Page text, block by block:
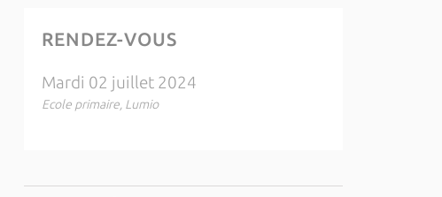
RENDEZ-VOUS
Mardi 02 juillet 2024
Ecole primaire, Lumio